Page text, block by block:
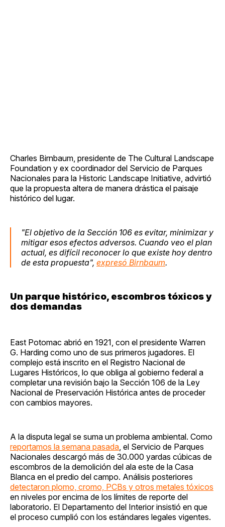
Charles Birnbaum, presidente de The Cultural Landscape
Foundation y ex coordinador del Servicio de Parques
Nacionales para la Historic Landscape Initiative, advirtió
que la propuesta altera de manera drástica el paisaje
histórico del lugar.
"El objetivo de la Sección 106 es evitar, minimizar y
mitigar esos efectos adversos. Cuando veo el plan
actual, es difícil reconocer lo que existe hoy dentro
de esta propuesta", expresó Birnbaum.
Un parque histórico, escombros tóxicos y
dos demandas
East Potomac abrió en 1921, con el presidente Warren
G. Harding como uno de sus primeros jugadores. El
complejo está inscrito en el Registro Nacional de
Lugares Históricos, lo que obliga al gobierno federal a
completar una revisión bajo la Sección 106 de la Ley
Nacional de Preservación Histórica antes de proceder
con cambios mayores.
A la disputa legal se suma un problema ambiental. Como
reportamos la semana pasada , el Servicio de Parques
Nacionales descargó más de 30.000 yardas cúbicas de
escombros de la demolición del ala este de la Casa
Blanca en el predio del campo. Análisis posteriores
detectaron plomo, cromo, PCBs y otros metales tóxicos
en niveles por encima de los límites de reporte del
laboratorio. El Departamento del Interior insistió en que
el proceso cumplió con los estándares legales vigentes.